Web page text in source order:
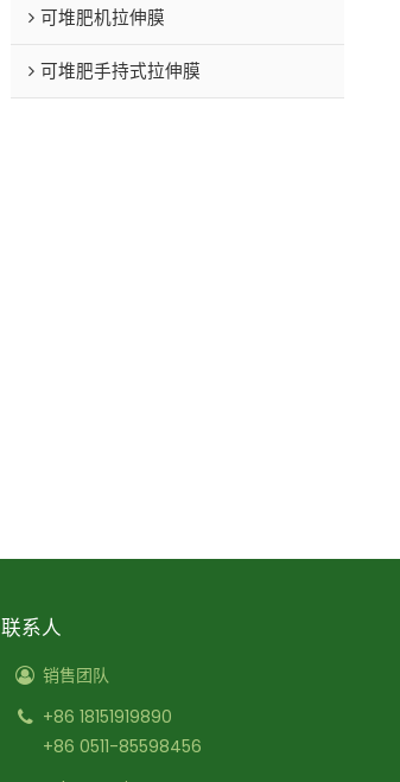
可堆肥机拉伸膜
可堆肥手持式拉伸膜
联系人
销售团队
+86 18151919890
+86 0511-85598456